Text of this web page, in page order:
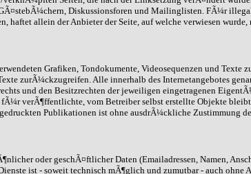
Diskussionsforen und Mailinglisten. FÃ¼r
haftet allein der Anbieter der Seite, auf welche verwiesen
Grafiken, Tondokumente, Videosequenzen und
zurÃ¼ckzugreifen. Alle innerhalb des Internetangebotes
und den Besitzrechten der jeweiligen eingetragenen
verÃ¶ffentlichte, vom Betreiber selbst erstellte Objekte
Publikationen ist ohne ausdrÃ¼ckliche Zustimmung
oder geschÃ¤ftlicher Daten (Emailadressen, Namen,
ist - soweit technisch mÃ¶glich und zumutbar - auch ohne